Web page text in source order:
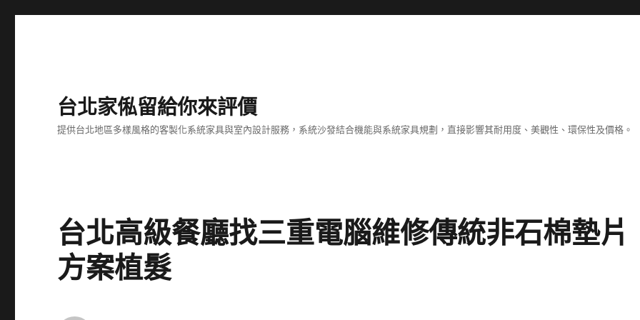
台北家俬留給你來評價
提供台北地區多樣風格的客製化系統家具與室內設計服務，系統沙發結合機能與系統家具規劃，直接影響其耐用度、美觀性、環保性及價格。
台北高級餐廳找三重電腦維修傳統非石棉墊片
方案植髮